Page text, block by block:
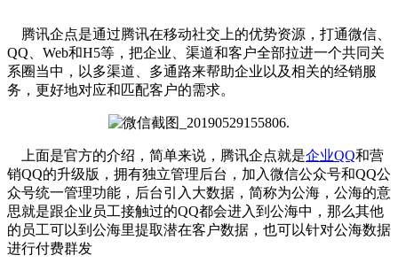
腾讯企点是通过腾讯在移动社交上的优势资源，打通微信、
QQ、Web和H5等，把企业、渠道和客户全部拉进一个共同关
系圈当中，以多渠道、多通路来帮助企业以及相关的经销服
务，更好地对应和匹配客户的需求。
上面是官方的介绍，简单来说，腾讯企点就是企业QQ和营
销QQ的升级版，拥有独立管理后台，加入微信公众号和QQ公
众号统一管理功能，后台引入大数据，简称为公海，公海的意
思就是跟企业员工接触过的QQ都会进入到公海中，那么其他
的员工可以到公海里提取潜在客户数据，也可以针对公海数据
进行付费群发